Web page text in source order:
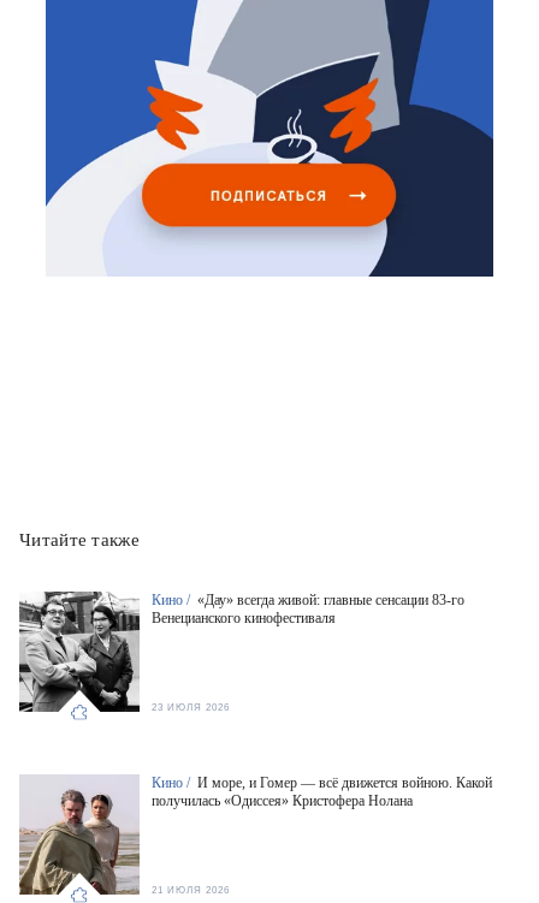
Читайте также
Кино / «Дау» всегда живой: главные сенсации 83-го
Венецианского кинофестиваля
23 ИЮЛЯ 2026
Кино / И море, и Гомер — всё движется войною. Какой
получилась «Одиссея» Кристофера Нолана
21 ИЮЛЯ 2026